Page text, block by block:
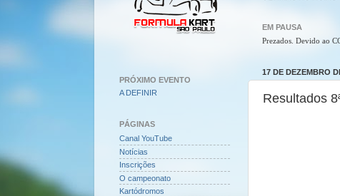
EM PAUSA
Prezados. Devido ao
17 DE DEZEMBRO
Resultados
PRÓXIMO EVENTO
A DEFINIR
PÁGINAS
Canal YouTube
Notícias
Inscrições
O campeonato
Kartódromos